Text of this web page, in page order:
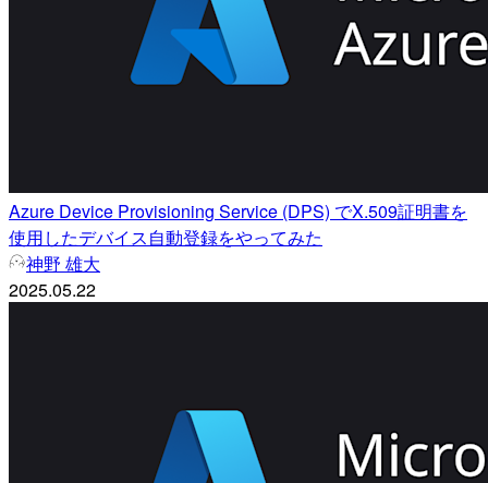
Azure Device Provisioning Service (DPS) でX.509証明書を
使用したデバイス自動登録をやってみた
神野 雄大
2025.05.22